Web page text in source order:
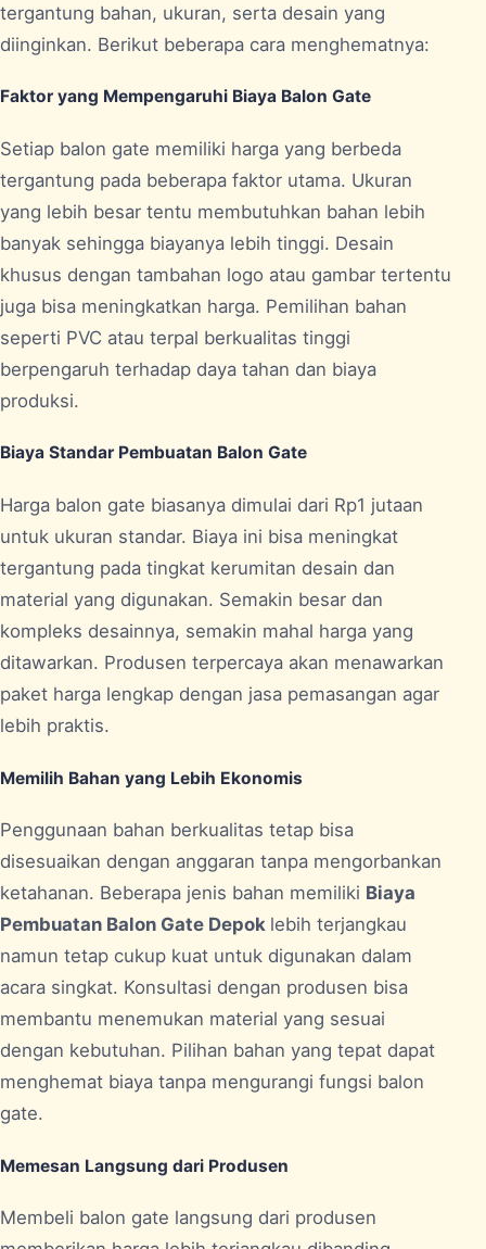
tergantung bahan, ukuran, serta desain yang
diinginkan. Berikut beberapa cara menghematnya:
Faktor yang Mempengaruhi Biaya Balon Gate
Setiap balon gate memiliki harga yang berbeda
tergantung pada beberapa faktor utama. Ukuran
yang lebih besar tentu membutuhkan bahan lebih
banyak sehingga biayanya lebih tinggi. Desain
khusus dengan tambahan logo atau gambar tertentu
juga bisa meningkatkan harga. Pemilihan bahan
seperti PVC atau terpal berkualitas tinggi
berpengaruh terhadap daya tahan dan biaya
produksi.
Biaya Standar Pembuatan Balon Gate
Harga balon gate biasanya dimulai dari Rp1 jutaan
untuk ukuran standar. Biaya ini bisa meningkat
tergantung pada tingkat kerumitan desain dan
material yang digunakan. Semakin besar dan
kompleks desainnya, semakin mahal harga yang
ditawarkan. Produsen terpercaya akan menawarkan
paket harga lengkap dengan jasa pemasangan agar
lebih praktis.
Memilih Bahan yang Lebih Ekonomis
Penggunaan bahan berkualitas tetap bisa
disesuaikan dengan anggaran tanpa mengorbankan
ketahanan. Beberapa jenis bahan memiliki Biaya
Pembuatan Balon Gate Depok lebih terjangkau
namun tetap cukup kuat untuk digunakan dalam
acara singkat. Konsultasi dengan produsen bisa
membantu menemukan material yang sesuai
dengan kebutuhan. Pilihan bahan yang tepat dapat
menghemat biaya tanpa mengurangi fungsi balon
gate.
Memesan Langsung dari Produsen
Membeli balon gate langsung dari produsen